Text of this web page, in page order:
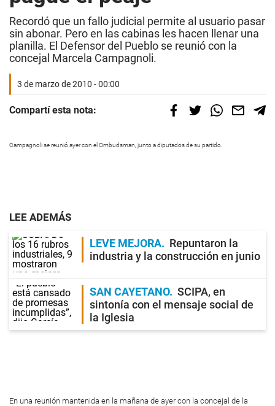
Recordó que un fallo judicial permite al usuario pasar
sin abonar. Pero en las cabinas les hacen llenar una
planilla. El Defensor del Pueblo se reunió con la
concejal Marcela Campagnoli.
3 de marzo de 2010 - 00:00
Compartí esta nota:
Campagnoli se reunió ayer con el Ombudsman, junto a diputados de su partido.
LEE ADEMÁS
LEVE MEJORA
Repuntaron la
industria y la construcción en junio
SAN CAYETANO
SCIPA, en
sintonía con el mensaje social de
la Iglesia
En una reunión mantenida en la mañana de ayer con la concejal de la